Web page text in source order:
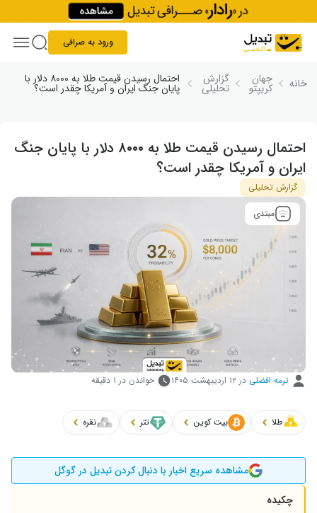
Skip to content
ورود به صرافی
خانه جهان
کریپتو
گزارش
تحلیلی
احتمال رسیدن قیمت طلا به ۸۰۰۰ دلار با
پایان جنگ ایران و آمریکا چقدر است؟
احتمال رسیدن قیمت طلا به ۸۰۰۰ دلار با پایان جنگ
ایران و آمریکا چقدر است؟
گزارش تحلیلی
مبتدی
ترمه افضلی در ۱۲ اردیبهشت ۱۴۰۵ خواندن در ۱ دقیقه
طلا بیت کوین تتر نقره
مشاهده سریع اخبار با دنبال کردن تبدیل در گوگل
چکیده